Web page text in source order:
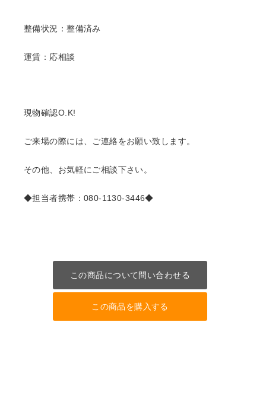
整備状況：整備済み
運賃：応相談
現物確認O.K!
ご来場の際には、ご連絡をお願い致します。
その他、お気軽にご相談下さい。
◆担当者携帯：080-1130-3446◆
この商品について問い合わせる
この商品を購入する